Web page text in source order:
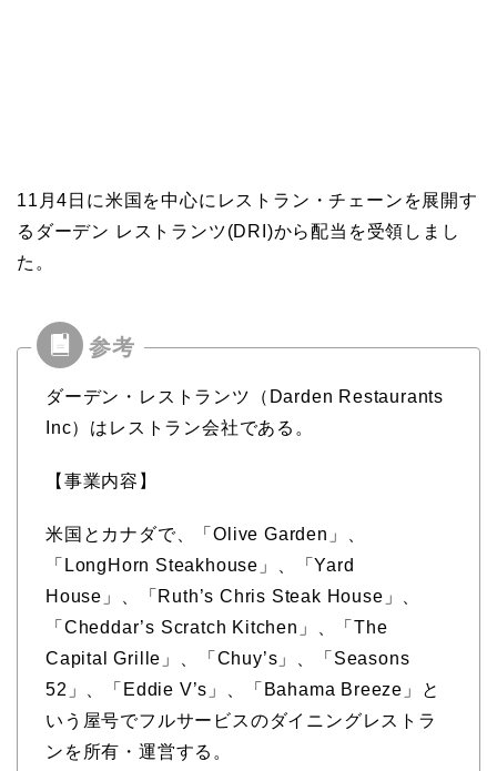
11月4日に米国を中心にレストラン・チェーンを展開す
るダーデン レストランツ(DRI)から配当を受領しまし
た。
ダーデン・レストランツ（Darden Restaurants
Inc）はレストラン会社である。
【事業内容】
米国とカナダで、「Olive Garden」、
「LongHorn Steakhouse」、「Yard
House」、「Ruth’s Chris Steak House」、
「Cheddar’s Scratch Kitchen」、「The
Capital Grille」、「Chuy’s」、「Seasons
52」、「Eddie V’s」、「Bahama Breeze」と
いう屋号でフルサービスのダイニングレストラ
ンを所有・運営する。